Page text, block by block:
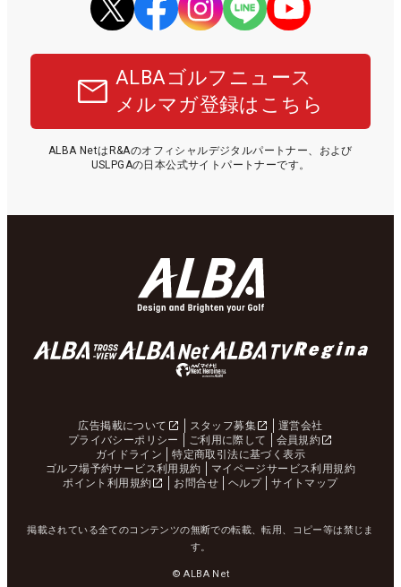
ALBAゴルフニュース
メルマガ登録はこちら
ALBA NetはR&Aのオフィシャルデジタルパートナー、および
USLPGAの日本公式サイトパートナーです。
広告掲載について スタッフ募集
運営会社
プライバシーポリシー
ご利用に際して
会員規約
ガイドライン
特定商取引法に基づく表示
ゴルフ場予約サービス利用規約
マイページサービス利用規約
ポイント利用規約
お問合せ ヘルプ サイトマップ
掲載されている全てのコンテンツの無断での転載、転用、コピー等は禁じま
す。
© ALBA Net